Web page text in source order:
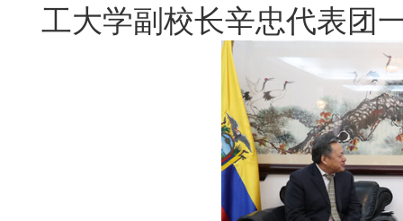
工大学副校长辛忠代表团